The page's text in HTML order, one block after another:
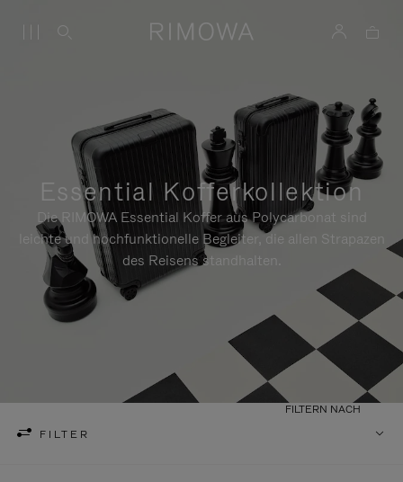
Essential Kofferkollektion
Die RIMOWA Essential Koffer aus Polycarbonat sind
leichte und hochfunktionelle Begleiter, die allen Strapazen
des Reisens standhalten.
FILTER
FILTERN NACH